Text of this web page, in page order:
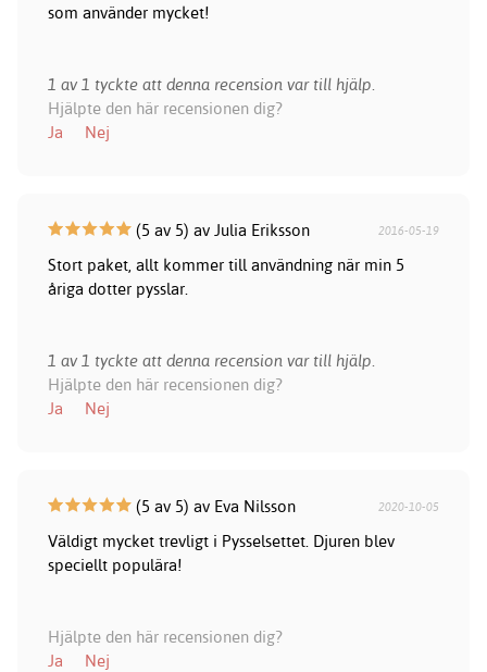
som använder mycket!
1 av 1 tyckte att denna recension var till hjälp.
Hjälpte den här recensionen dig?
Ja
Nej
(5 av 5) av Julia Eriksson 2016-05-19
Stort paket, allt kommer till användning när min 5
åriga dotter pysslar.
1 av 1 tyckte att denna recension var till hjälp.
Hjälpte den här recensionen dig?
Ja
Nej
(5 av 5) av Eva Nilsson 2020-10-05
Väldigt mycket trevligt i Pysselsettet. Djuren blev
speciellt populära!
Hjälpte den här recensionen dig?
Ja
Nej